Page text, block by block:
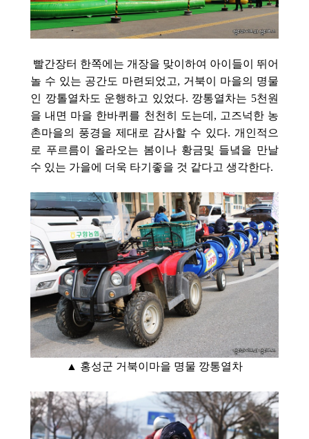
빨간장터 한쪽에는 개장을 맞이하여 아이들이 뛰어
놀 수 있는 공간도 마련되었고, 거북이 마을의 명물
인 깡톨열차도 운행하고 있었다. 깡통열차는 5천원
을 내면 마을 한바퀴를 천천히 도는데, 고즈넉한 농
촌마을의 풍경을 제대로 감사할 수 있다. 개인적으
로 푸르름이 올라오는 봄이나 황금및 들녘을 만날
수 있는 가을에 더욱 타기좋을 것 같다고 생각한다.
▲ 홍성군 거북이마을 명물 깡통열차